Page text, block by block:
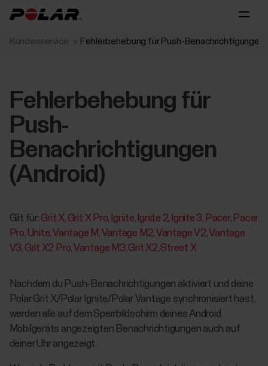
Kundenservice Fehlerbehebung für Push-Benachrichtigungen
Fehlerbehebung für
Push-
Benachrichtigungen
(Android)
Gilt für: Grit X Grit X Pro Ignite Ignite 2 Ignite 3 Pacer Pacer
Pro Unite Vantage M Vantage M2 Vantage V2 Vantage
V3 Grit X2 Pro Vantage M3 Grit X2 Street X
Nachdem du Push-Benachrichtigungen aktiviert und deine
Polar Grit X/Polar Ignite/Polar Vantage synchronisiert hast,
werden alle auf dem Sperrbildschirm deines Android
Mobilgeräts angezeigten Benachrichtigungen auch auf
deiner Uhr angezeigt.